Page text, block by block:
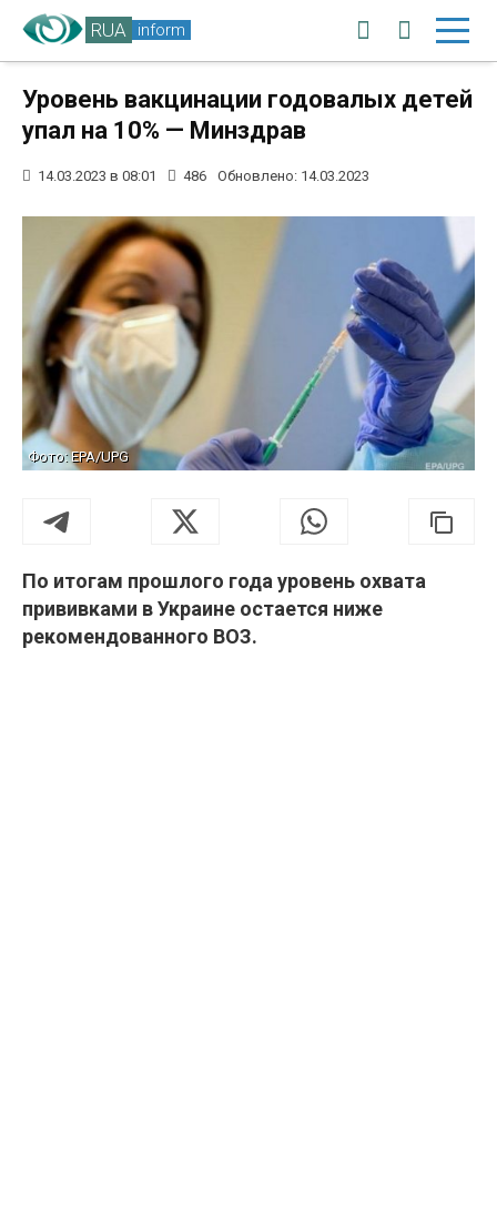
RUA inform
Уровень вакцинации годовалых детей
упал на 10% — Минздрав
14.03.2023 в 08:01 486 Обновлено: 14.03.2023
Фото: EPA/UPG
По итогам прошлого года уровень охвата
прививками в Украине остается ниже
рекомендованного ВОЗ.